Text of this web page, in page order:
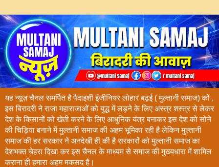
यह न्यूज़ चैनल समर्पित है पैदाइशी इंजीनियर लोहार बढ़ई ( मुल्तानी समाज) को ,
इस बिरादरी ने राजा महाराजाओं को युद्ध में लड़ने के लिए अस्त्र शस्त्र से लेकर
देश के किसानों को खेती करने के लिए आधुनिक यंत्र बनाकर इस देश को सोने
की चिड़िया बनाने में मुल्तानी समाज की अहम भूमिका रही है लेकिन मुल्तानी
समाज की हर सरकार ने अनदेखी ही की है सरकारों को मुल्तानी समाज का
देशभक्त चेहरा दिखा कर इस चैनल के माध्यम से समाज की मुख्यधारा में शामिल
कराना ही हमारा अहम मकसद है।